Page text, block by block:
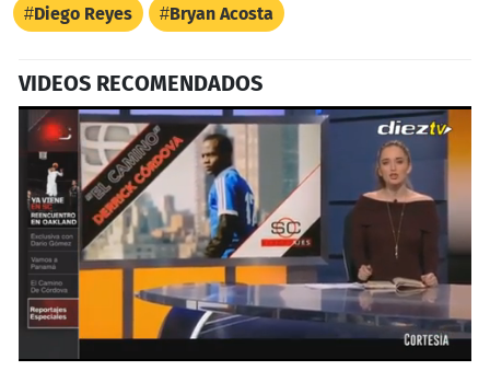
Diego Reyes Bryan Acosta
VIDEOS RECOMENDADOS